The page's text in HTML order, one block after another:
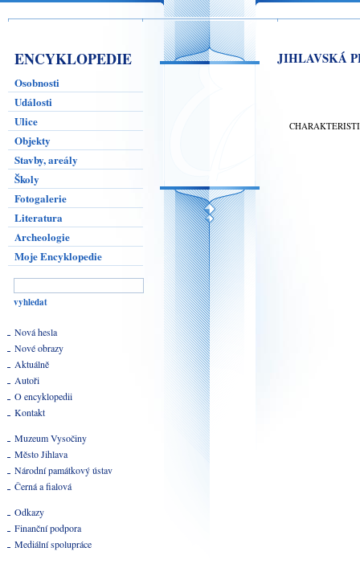
ENCYKLOPEDIE
Osobnosti
Události
Ulice
Objekty
Stavby, areály
Školy
Fotogalerie
Literatura
Archeologie
Moje Encyklopedie
Nová hesla
Nové obrazy
Aktuálně
Autoři
O encyklopedii
Kontakt
Muzeum Vysočiny
Město Jihlava
Národní památkový ústav
Černá a fialová
Odkazy
Finanční podpora
Mediální spolupráce
JIHLAVSKÁ